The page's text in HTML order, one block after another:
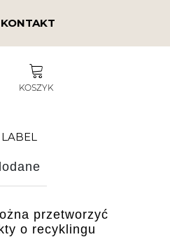
KONTAKT
KOSZYK
LABEL
przetworzyć
o recyklingu